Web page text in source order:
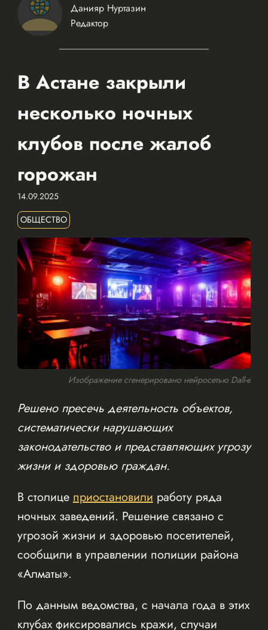
Данияр Нуртазин
Редактор
В Астане закрыли
несколько ночных
клубов после жалоб
горожан
14.09.2025
ОБЩЕСТВО
Изображение сгенерировано нейросетью Dall-e
Решено пресечь деятельность объектов,
систематически нарушающих
законодательство и представляющих угрозу
жизни и здоровью граждан.
В столицеприостановилиработу ряда
ночных заведений. Решение связано с
угрозой жизни и здоровью посетителей,
сообщили в управлении полиции района
«Алматы».
По данным ведомства, с начала года в этих
клубах фиксировались кражи, случаи